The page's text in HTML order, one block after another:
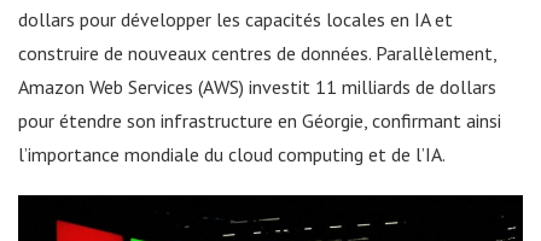
dollars pour développer les capacités locales en IA et
construire de nouveaux centres de données. Parallèlement,
Amazon Web Services (AWS) investit 11 milliards de dollars
pour étendre son infrastructure en Géorgie, confirmant ainsi
l’importance mondiale du cloud computing et de l’IA.